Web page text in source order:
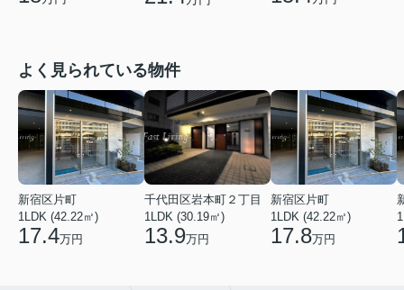
よく見られている物件
新宿区片町
1LDK (42.22㎡)
17.4万円
千代田区岩本町２丁目
1LDK (30.19㎡)
13.9万円
新宿区片町
1LDK (42.22㎡)
17.8万円